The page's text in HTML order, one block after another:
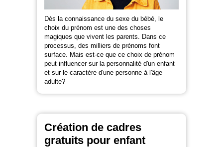
Dès la connaissance du sexe du bébé, le
choix du prénom est une des choses
magiques que vivent les parents. Dans ce
processus, des milliers de prénoms font
surface. Mais est-ce que ce choix de prénom
peut influencer sur la personnalité d'un enfant
et sur le caractère d'une personne à l'âge
adulte?
Création de cadres
gratuits pour enfant